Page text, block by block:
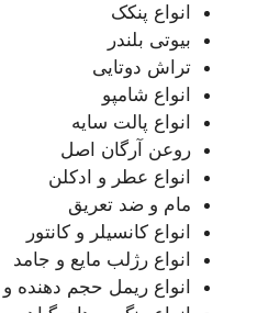
انواع پنکک
بیوتی بلندر
تراش دوتایی
انواع شامپو
انواع پالت سایه
روعن آرگان اصل
انواع عطر و ادکلن
مام و ضد تعریق
انواع کانسیلر و کانتور
انواع رژلب مایع و جامد
انواع ریمل حجم دهنده